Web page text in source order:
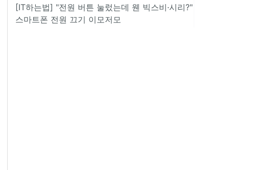
[IT하는법] "전원 버튼 눌렀는데 웬 빅스비·시리?"
스마트폰 전원 끄기 이모저모